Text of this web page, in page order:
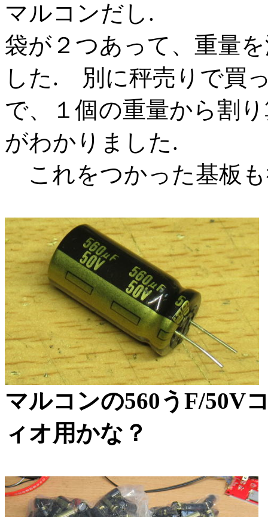
マルコンだし.
袋が２つあって、重量
した. 別に秤売りで買
で、１個の重量から割
がわかりました.
これをつかった基板
マルコンの560うF/50V
ィオ用かな？